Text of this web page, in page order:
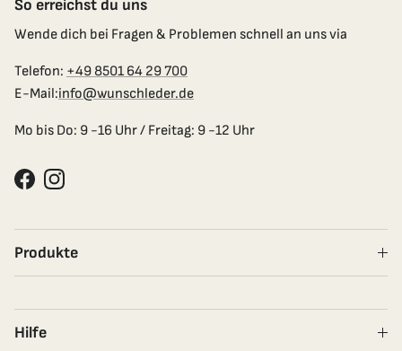
So erreichst du uns
Wende dich bei Fragen & Problemen schnell an uns via
Telefon: +49 8501 64 29 700
E-Mail:info@wunschleder.de
Mo bis Do: 9 -16 Uhr / Freitag: 9 -12 Uhr
FacebookInstagram
Produkte
Hilfe